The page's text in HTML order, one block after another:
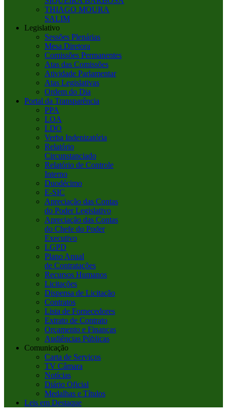
THIAGO MOURA
SALIM
Legislativo
Sessões Plenárias
Mesa Diretora
Comissões Permanentes
Atas das Comissões
Atividade Parlamentar
Atas Legislativas
Ordem do Dia
Portal da Transparência
PPA
LOA
LDO
Verba Indenizatória
Relatório
Circunstanciado
Relatório de Controle
Interno
Duodécimo
E-SIC
Apreciação das Contas
do Poder Legislativo
Apreciação das Contas
do Chefe do Poder
Executivo
LGPD
Plano Anual
de Contratações
Recursos Humanos
Licitações
Dispensa de Licitação
Contratos
Lista de Fornecedores
Extrato de Contrato
Orçamento e Finanças
Audiências Públicas
Comunicação
Carta de Serviços
TV Câmara
Notícias
Diário Oficial
Medalhas e Títulos
Leis em Destaque